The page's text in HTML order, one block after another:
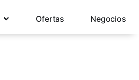
Ofertas Negocios